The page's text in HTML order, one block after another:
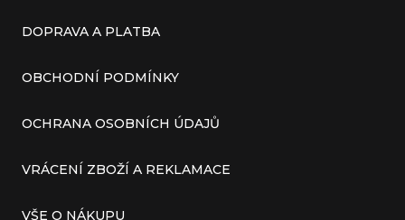
DOPRAVA A PLATBA
OBCHODNÍ PODMÍNKY
OCHRANA OSOBNÍCH ÚDAJŮ
VRÁCENÍ ZBOŽÍ A REKLAMACE
VŠE O NÁKUPU